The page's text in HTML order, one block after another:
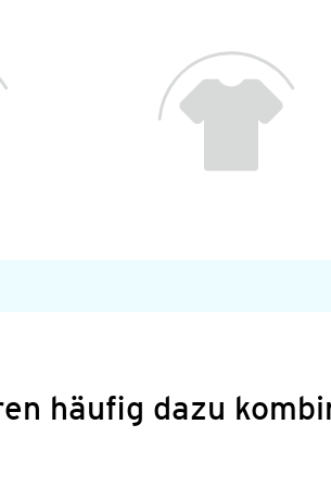
häufig dazu